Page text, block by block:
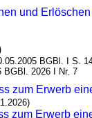
und
BGBl. I S.
BGBl. 2026 I Nr. 7
zum Erwerb
zum Erwerb